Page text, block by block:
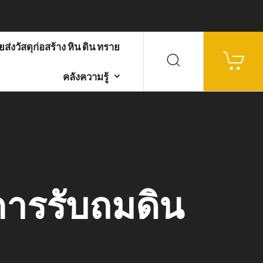
ส่งวัสดุก่อสร้าง หิน ดิน ทราย
คลังความรู้
รรับถมดิน